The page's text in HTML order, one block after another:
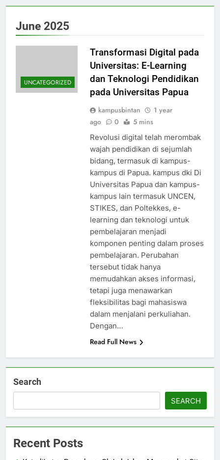
June 2025
UNCATEGORIZED
Transformasi Digital pada
Universitas: E-Learning
dan Teknologi Pendidikan
pada Universitas Papua
kampusbintan
1 year
ago
0 5 mins
Revolusi digital telah merombak
wajah pendidikan di sejumlah
bidang, termasuk di kampus-
kampus di Papua. kampus dki Di
Universitas Papua dan kampus-
kampus lain termasuk UNCEN,
STIKES, dan Poltekkes, e-
learning dan teknologi untuk
pembelajaran menjadi
komponen penting dalam proses
pembelajaran. Perubahan
tersebut tidak hanya
memudahkan akses informasi,
tetapi juga menawarkan
fleksibilitas bagi mahasiswa
dalam menjalani perkuliahan.
Dengan…
Read Full News
Search
SEARCH
Recent Posts